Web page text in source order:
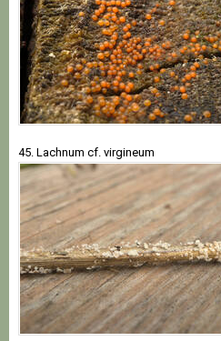
45. Lachnum cf. virgineum